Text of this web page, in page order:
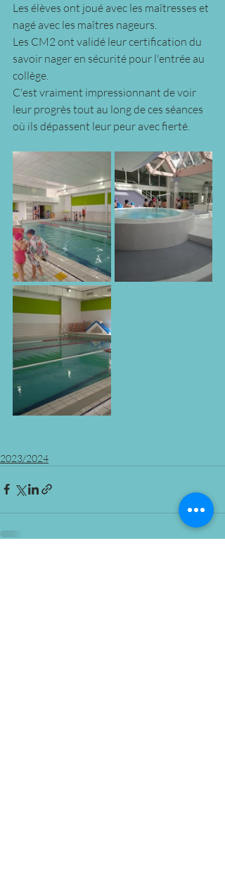
Les élèves ont joué avec les maîtresses et
nagé avec les maîtres nageurs.
Les CM2 ont validé leur certification du
savoir nager en sécurité pour l'entrée au
collège.
C'est vraiment impressionnant de voir
leur progrès tout au long de ces séances
où ils dépassent leur peur avec fierté.
2023/2024